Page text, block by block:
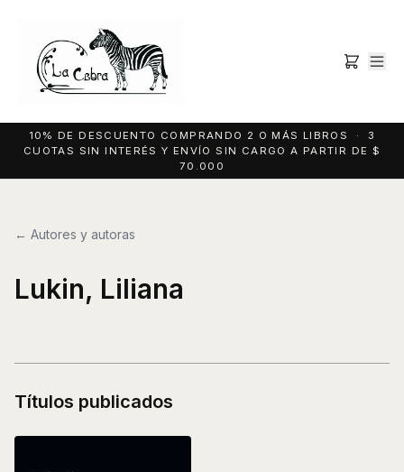
10% DE DESCUENTO COMPRANDO 2 O MÁS LIBROS · 3
CUOTAS SIN INTERÉS Y ENVÍO SIN CARGO A PARTIR DE $
70.000
← Autores y autoras
Lukin, Liliana
Títulos publicados